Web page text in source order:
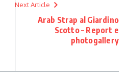
Next Article
Arab Strap al Giardino
Scotto – Report e
photogallery